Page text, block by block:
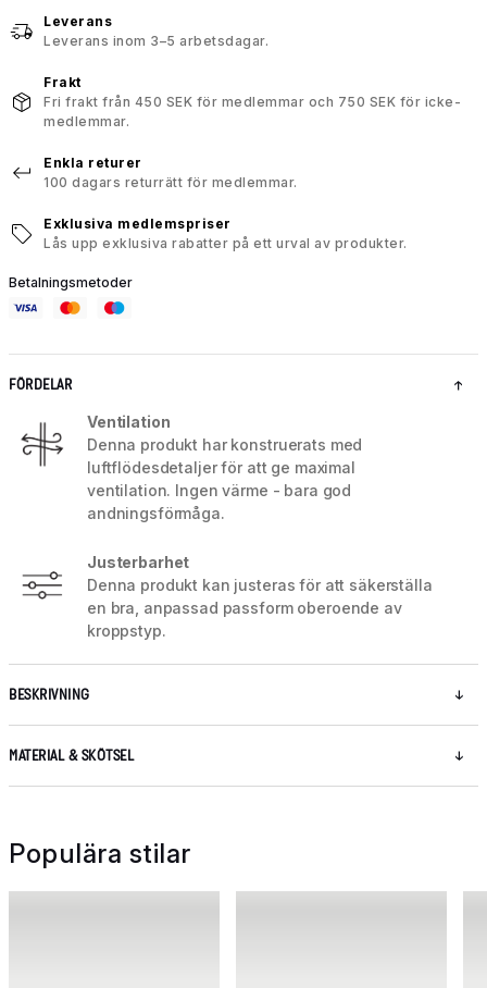
Leverans
Leverans inom 3–5 arbetsdagar.
Frakt
Fri frakt från 450 SEK för medlemmar och 750 SEK för icke-
medlemmar.
Enkla returer
100 dagars returrätt för medlemmar.
Exklusiva medlemspriser
Lås upp exklusiva rabatter på ett urval av produkter.
Betalningsmetoder
FÖRDELAR
Ventilation
Denna produkt har konstruerats med
luftflödesdetaljer för att ge maximal
ventilation. Ingen värme - bara god
andningsförmåga.
Justerbarhet
Denna produkt kan justeras för att säkerställa
en bra, anpassad passform oberoende av
kroppstyp.
BESKRIVNING
MATERIAL & SKÖTSEL
Populära stilar